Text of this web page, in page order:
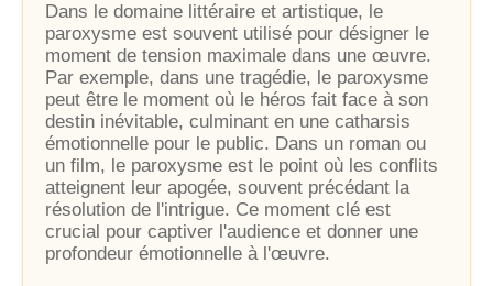
Dans le domaine littéraire et artistique, le
paroxysme est souvent utilisé pour désigner le
moment de tension maximale dans une œuvre.
Par exemple, dans une tragédie, le paroxysme
peut être le moment où le héros fait face à son
destin inévitable, culminant en une catharsis
émotionnelle pour le public. Dans un roman ou
un film, le paroxysme est le point où les conflits
atteignent leur apogée, souvent précédant la
résolution de l'intrigue. Ce moment clé est
crucial pour captiver l'audience et donner une
profondeur émotionnelle à l'œuvre.